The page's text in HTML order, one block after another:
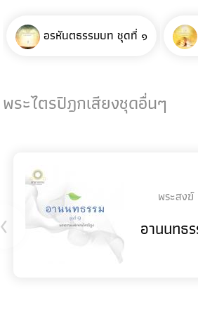
อรหันตธรรมบท ชุดที่ ๑
พระไตรปิฎกเสียงชุดอื่นๆ
พระสงฆ์
อานนทธ
‹